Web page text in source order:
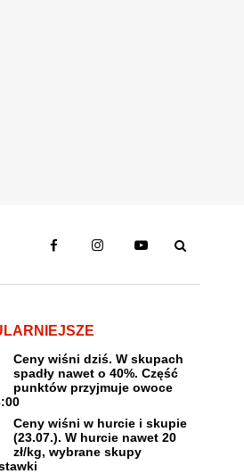
Ceny wiśni dziś. W skupach
spadły nawet o 40%. Część
punktów przyjmuje owoce
Ceny wiśni w hurcie i skupie
(23.07.). W hurcie nawet 20
zł/kg, wybrane skupy